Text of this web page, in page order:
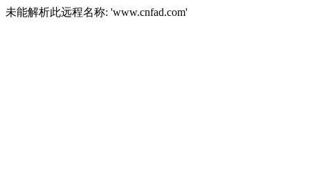
未能解析此远程名称: 'www.cnfad.com'